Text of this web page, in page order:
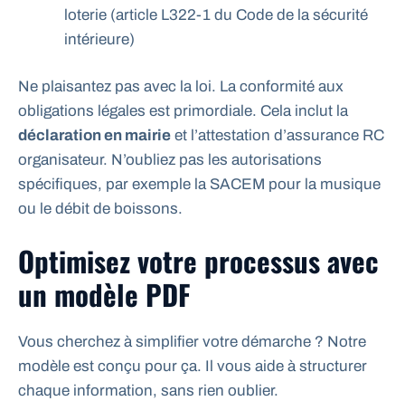
loterie (article L322-1 du Code de la sécurité
intérieure)
Ne plaisantez pas avec la loi. La conformité aux
obligations légales est primordiale. Cela inclut la
déclaration en mairie et l’attestation d’assurance RC
organisateur. N’oubliez pas les autorisations
spécifiques, par exemple la SACEM pour la musique
ou le débit de boissons.
Optimisez votre processus avec
un modèle PDF
Vous cherchez à simplifier votre démarche ? Notre
modèle est conçu pour ça. Il vous aide à structurer
chaque information, sans rien oublier.